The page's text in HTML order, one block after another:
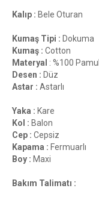
Kalıp : Bele Oturan
Kumaş Tipi : Dokuma
Kumaş : Cotton
Materyal : %100
Desen : Düz
Astar : Astarlı
Yaka : Kare
Kol : Balon
Cep : Cepsiz
Kapama : Fermuarlı
Boy : Maxi
Bakım Talimatı :